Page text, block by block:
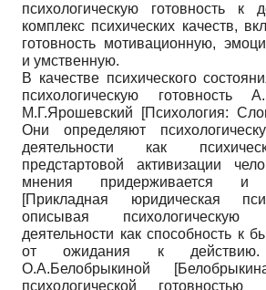
психологическую готовность к
комплекс психических качеств,
готовность мотивационную,
и умственную.
В качестве психического
психологическую готовность
М.Г.Ярошевский
[Психология:
Они определяют
деятельности как
предстартовой активизации
мнения придерживается и
[Прикладная юридическая
описывая
деятельности как способность к
от ожидания к
О.А.Белобрыкиной [
психологической готовностью